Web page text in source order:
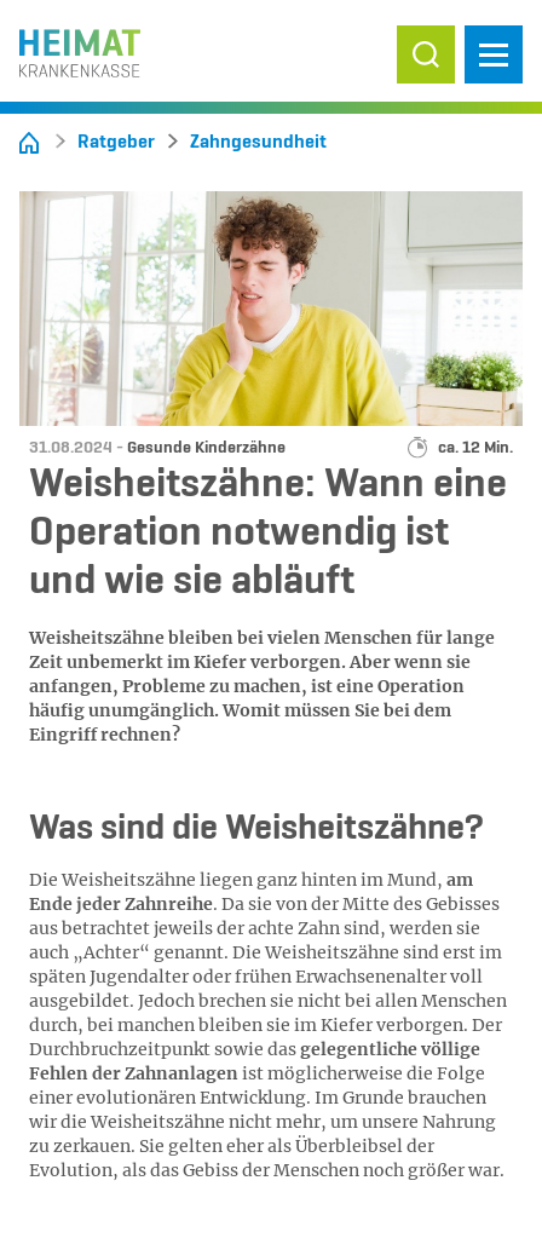
Suche ein-/
Ratgeber Zahngesundheit
Datum:
31.08.2024 - Kategorie:
Gesunde Kinderzähne Lesedauer:
ca. 12 Min.
Weisheitszähne: Wann eine
Operation notwendig ist
und wie sie abläuft
Weisheitszähne bleiben bei vielen Menschen für lange
Zeit unbemerkt im Kiefer verborgen. Aber wenn sie
anfangen, Probleme zu machen, ist eine Operation
häufig unumgänglich. Womit müssen Sie bei dem
Eingriff rechnen?
Was sind die Weisheitszähne?
Die Weisheitszähne liegen ganz hinten im Mund, am
Ende jeder Zahnreihe. Da sie von der Mitte des Gebisses
aus betrachtet jeweils der achte Zahn sind, werden sie
auch „Achter“ genannt. Die Weisheitszähne sind erst im
späten Jugendalter oder frühen Erwachsenenalter voll
ausgebildet. Jedoch brechen sie nicht bei allen Menschen
durch, bei manchen bleiben sie im Kiefer verborgen. Der
Durchbruchzeitpunkt sowie dasgelegentliche völlige
Fehlen der Zahnanlagenist möglicherweise die Folge
einer evolutionären Entwicklung. Im Grunde brauchen
wir die Weisheitszähne nicht mehr, um unsere Nahrung
zu zerkauen. Sie gelten eher als Überbleibsel der
Evolution, als das Gebiss der Menschen noch größer war.